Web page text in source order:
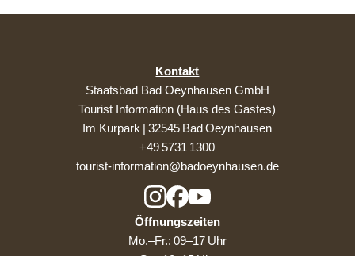
Kontakt
Staatsbad Bad Oeynhausen GmbH
Tourist Information (Haus des Gastes)
Im Kurpark | 32545 Bad Oeynhausen
+49 5731 1300
tourist-information@badoeynhausen.de
Öffnungszeiten
Mo.–Fr.: 09–17 Uhr